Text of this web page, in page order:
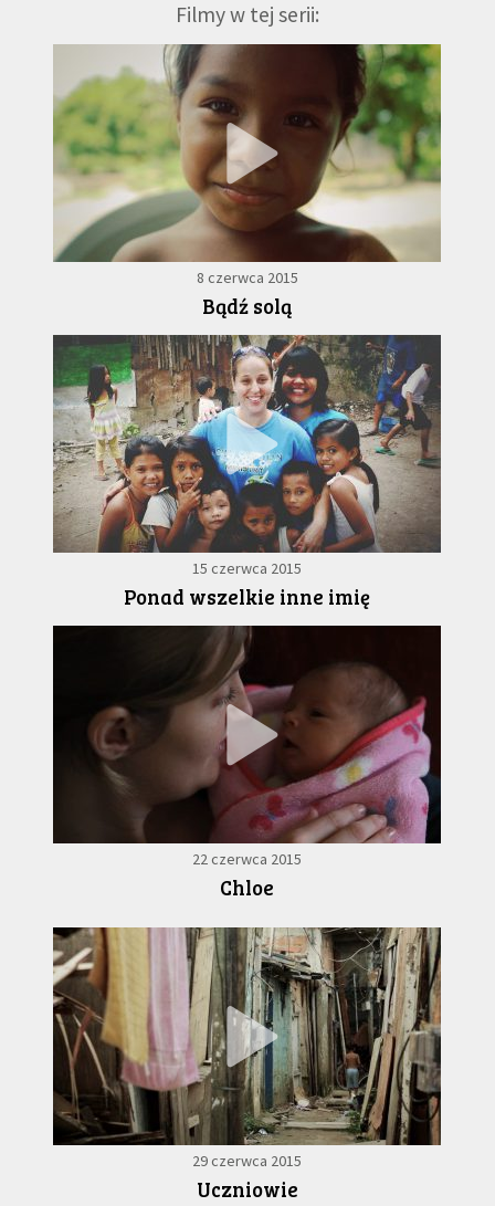
Filmy w tej serii:
8 czerwca 2015
Bądź solą
15 czerwca 2015
Ponad wszelkie inne imię
22 czerwca 2015
Chloe
29 czerwca 2015
Uczniowie